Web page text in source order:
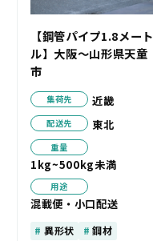
【鋼管パイプ1.8メート
ル】大阪～山形県天童
市
集荷先 近畿
配送先 東北
重量
1kg~500kg未満
用途
混載便・小口配送
異形状 鋼材